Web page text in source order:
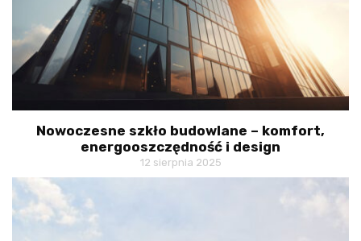
Nowoczesne szkło budowlane – komfort,
energooszczędność i design
12 sierpnia 2025